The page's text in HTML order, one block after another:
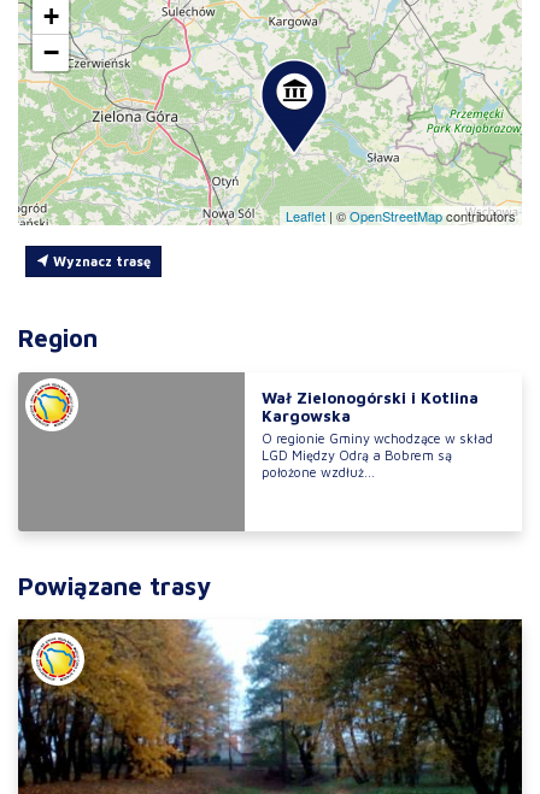
+
−
Leaflet | ©OpenStreetMapcontributors
Wyznacz trasę
Region
Wał Zielonogórski i Kotlina
Kargowska
O regionie Gminy wchodzące w skład
LGD Między Odrą a Bobrem są
położone wzdłuż...
Powiązane trasy